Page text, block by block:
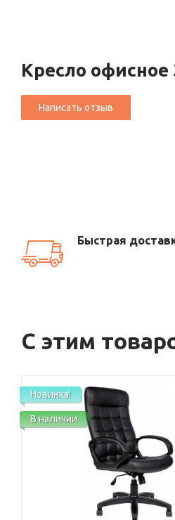
Кресло
Быстрая
С этим
Новинка!
В наличии